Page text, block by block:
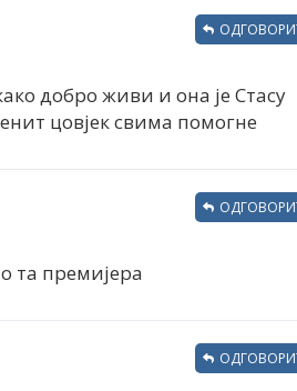
добро живи и она је Стасу
цовјек свима помогне
та премијера